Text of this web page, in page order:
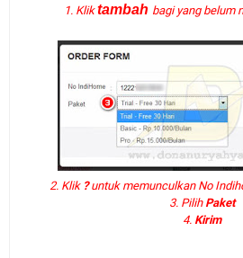
1. Kliktambah bagi yang belum
2. Klik ?untuk memunculkan No
3. Pilih Paket
4. Kirim